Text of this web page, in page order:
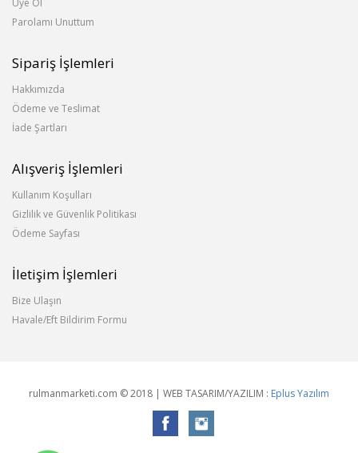
Parolamı Unuttum
Sipariş İşlemleri
Hakkımızda
Ödeme ve Teslimat
İade Şartları
Alışveriş İşlemleri
Kullanım Koşulları
Gizlilik ve Güvenlik Politikası
Ödeme Sayfası
İletişim İşlemleri
Bize Ulaşın
Havale/Eft Bildirim Formu
rulmanmarketi.com © 2018 | WEB TASARIM/YAZILIM : Eplus Yazılım